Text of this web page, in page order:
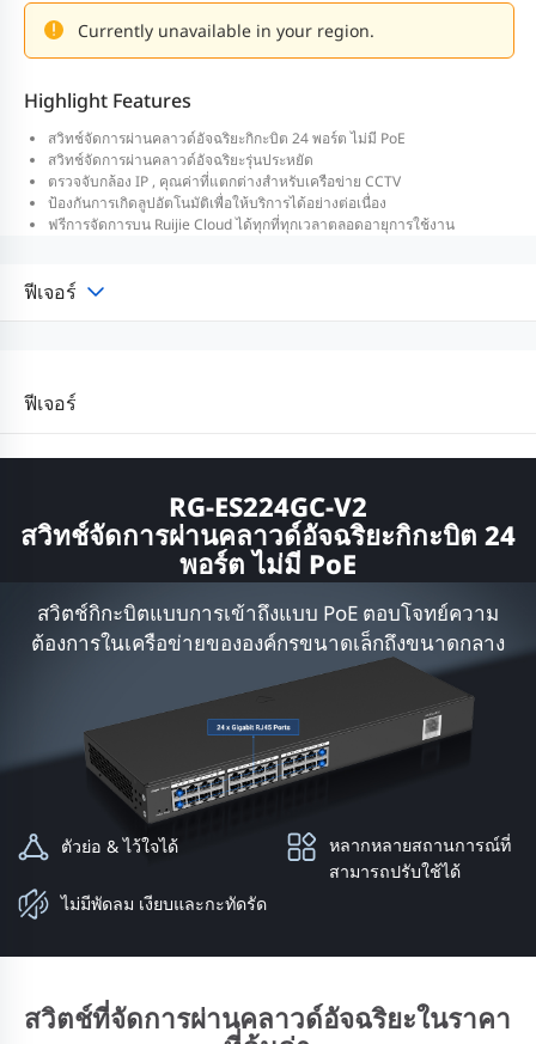
Currently unavailable in your region.
Highlight Features
สวิทช์จัดการผ่านคลาวด์อัจฉริยะกิกะบิต 24 พอร์ต ไม่มี PoE
สวิทช์จัดการผ่านคลาวด์อัจฉริยะรุ่นประหยัด
ตรวจจับกล้อง IP , คุณค่าที่แตกต่างสำหรับเครือข่าย CCTV
ป้องกันการเกิดลูปอัตโนมัติเพื่อให้บริการได้อย่างต่อเนื่อง
ฟรีการจัดการบน Ruijie Cloud ได้ทุกที่ทุกเวลาตลอดอายุการใช้งาน
ฟีเจอร์
ฟีเจอร์
RG-ES224GC-V2
สวิทช์จัดการผ่านคลาวด์อัจฉริยะกิกะบิต 24
พอร์ต ไม่มี PoE
สวิตช์กิกะบิตแบบการเข้าถึงแบบ PoE ตอบโจทย์ความ
ต้องการในเครือข่ายขององค์กรขนาดเล็กถึงขนาดกลาง
ตัวย่อ & ไว้ใจได้
หลากหลายสถานการณ์ที่
สามารถปรับใช้ได้
ไม่มีพัดลม เงียบและกะทัดรัด
สวิตช์ที่จัดการผ่านคลาวด์อัจฉริยะในราคา